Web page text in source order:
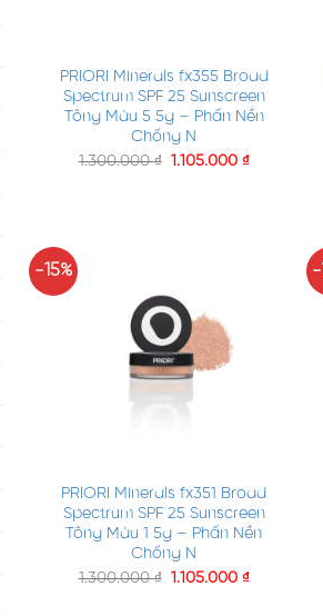
PRIORI Minerals fx355 Broad
Spectrum SPF 25 Sunscreen
Tông Màu 5 5g – Phấn Nền
Chống N
1.300.000₫ 1.105.000 ₫
-15%
PRIORI Minerals fx351 Broad
Spectrum SPF 25 Sunscreen
Tông Màu 1 5g – Phấn Nền
Chống N
1.300.000₫ 1.105.000 ₫
-